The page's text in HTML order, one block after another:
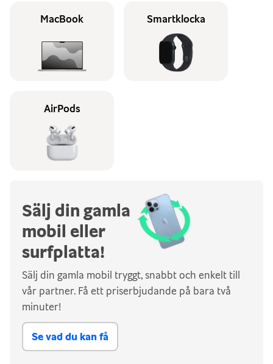
MacBook Smartklocka
AirPods
Sälj din gamla
mobil eller
surfplatta!
Sälj din gamla mobil tryggt, snabbt och enkelt till
vår partner. Få ett priserbjudande på bara två
minuter!
Se vad du kan få